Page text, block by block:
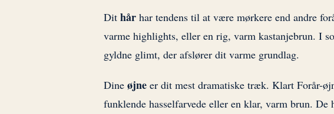
Dit hår har tendens til at være mørkere end andre
varme highlights, eller en rig, varm kastanjebrun. I
gyldne glimt, der afslører dit varme grundlag.
Dine øjne er dit mest dramatiske træk. Klart Forår-
funklende hasselfarvede eller en klar, varm brun.